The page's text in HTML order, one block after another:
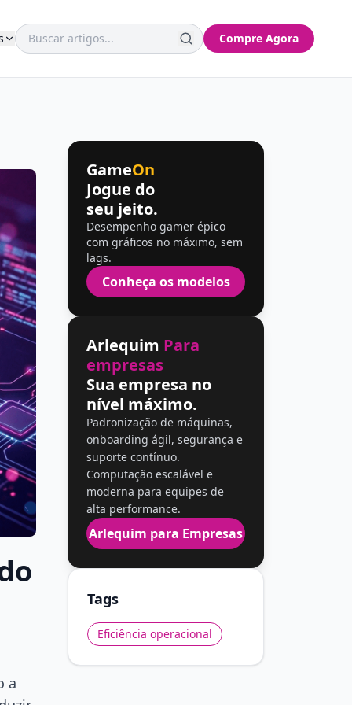
Compre Agora
a
GameOn
Jogue do
seu jeito.
Desempenho gamer épico
com gráficos no máximo, sem
lags.
Conheça os modelos
Arlequim Para
empresas
Sua empresa no
nível máximo.
Padronização de máquinas,
onboarding ágil, segurança e
suporte contínuo.
Computação escalável e
moderna para equipes de
alta performance.
Arlequim para Empresas
Tags
Eficiência operacional